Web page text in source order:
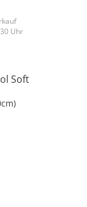
Uhr
Soft